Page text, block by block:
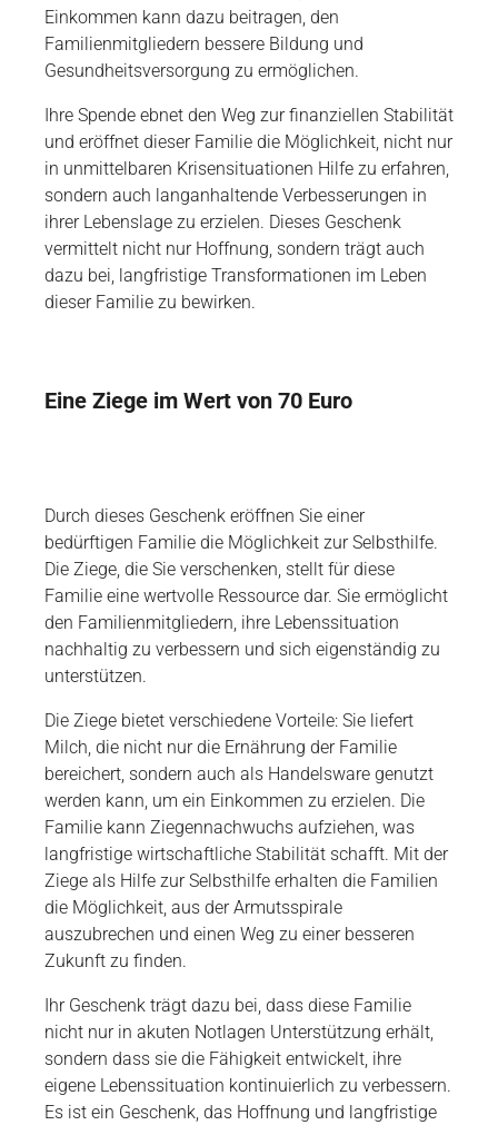
Einkommen kann dazu beitragen, den
Familienmitgliedern bessere Bildung und
Gesundheitsversorgung zu ermöglichen.
Ihre Spende ebnet den Weg zur finanziellen Stabilität
und eröffnet dieser Familie die Möglichkeit, nicht nur
in unmittelbaren Krisensituationen Hilfe zu erfahren,
sondern auch langanhaltende Verbesserungen in
ihrer Lebenslage zu erzielen. Dieses Geschenk
vermittelt nicht nur Hoffnung, sondern trägt auch
dazu bei, langfristige Transformationen im Leben
dieser Familie zu bewirken.
Eine Ziege im Wert von 70 Euro
Durch dieses Geschenk eröffnen Sie einer
bedürftigen Familie die Möglichkeit zur Selbsthilfe.
Die Ziege, die Sie verschenken, stellt für diese
Familie eine wertvolle Ressource dar. Sie ermöglicht
den Familienmitgliedern, ihre Lebenssituation
nachhaltig zu verbessern und sich eigenständig zu
unterstützen.
Die Ziege bietet verschiedene Vorteile: Sie liefert
Milch, die nicht nur die Ernährung der Familie
bereichert, sondern auch als Handelsware genutzt
werden kann, um ein Einkommen zu erzielen. Die
Familie kann Ziegennachwuchs aufziehen, was
langfristige wirtschaftliche Stabilität schafft. Mit der
Ziege als Hilfe zur Selbsthilfe erhalten die Familien
die Möglichkeit, aus der Armutsspirale
auszubrechen und einen Weg zu einer besseren
Zukunft zu finden.
Ihr Geschenk trägt dazu bei, dass diese Familie
nicht nur in akuten Notlagen Unterstützung erhält,
sondern dass sie die Fähigkeit entwickelt, ihre
eigene Lebenssituation kontinuierlich zu verbessern.
Es ist ein Geschenk, das Hoffnung und langfristige